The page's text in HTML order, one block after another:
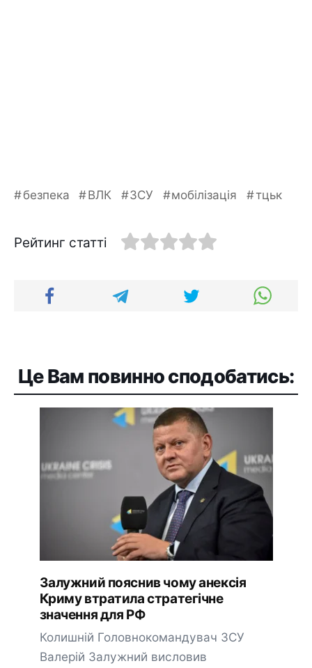
безпека ВЛК ЗСУ мобілізація тцьк
Рейтинг статті
Це Вам повинно сподобатись:
Залужний пояснив чому анексія
Криму втратила стратегічне
значення для РФ
Колишній Головнокомандувач ЗСУ
Валерій Залужний висловив